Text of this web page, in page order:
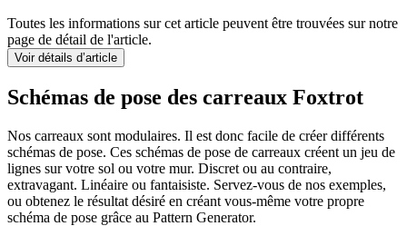
Toutes les informations sur cet article peuvent être trouvées sur notre
page de détail de l'article.
Voir détails d’article
Schémas de pose des carreaux Foxtrot
Nos carreaux sont modulaires. Il est donc facile de créer différents
schémas de pose. Ces schémas de pose de carreaux créent un jeu de
lignes sur votre sol ou votre mur. Discret ou au contraire,
extravagant. Linéaire ou fantaisiste. Servez-vous de nos exemples,
ou obtenez le résultat désiré en créant vous-même votre propre
schéma de pose grâce au Pattern Generator.